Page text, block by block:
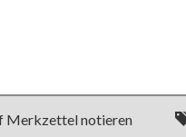
Merkzettel notieren